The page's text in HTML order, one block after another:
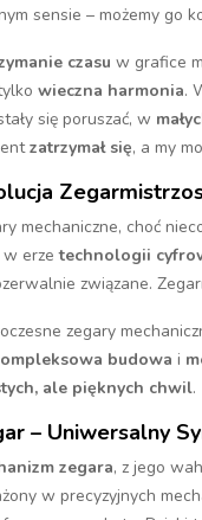
sensie – możemy go
czasu w grafice
wieczna harmonia.
się poruszać, w
zatrzymał się, a my
mechaniczne, choć
w erzetechnologii
związane.
zegary
budowa i
ale pięknych chwil.
– Uniwersalny
zegara, z jego
w precyzyjnych